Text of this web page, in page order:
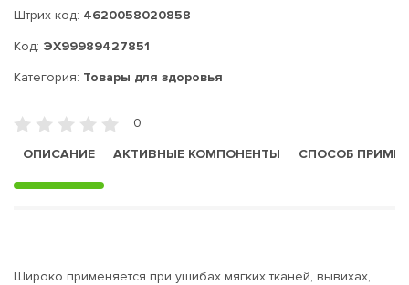
Штрих код: 4620058020858
Код: ЭХ99989427851
Категория: Товары для здоровья
0
ОПИСАНИЕ
АКТИВНЫЕ КОМПОНЕНТЫ СПОСОБ
Широко применяется при ушибах мягких тканей, вывихах,